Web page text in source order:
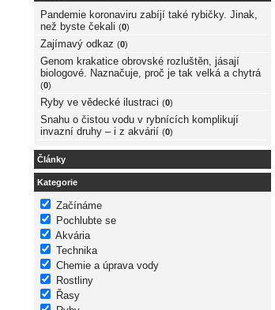
Pandemie koronaviru zabíjí také rybičky. Jinak,
než byste čekali (0)
Zajímavý odkaz (0)
Genom krakatice obrovské rozluštěn, jásají
biologové. Naznačuje, proč je tak velká a chytrá
(0)
Ryby ve vědecké ilustraci (0)
Snahu o čistou vodu v rybnících komplikují
invazní druhy – i z akvárií (0)
Články
Kategorie
Začínáme
Pochlubte se
Akvária
Technika
Chemie a úprava vody
Rostliny
Řasy